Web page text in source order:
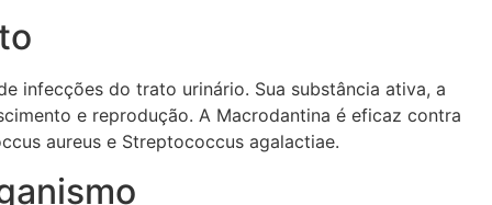
infecções do trato urinário. Sua substância ativa, a
e reprodução. A Macrodantina é eficaz contra
aureus e Streptococcus agalactiae.